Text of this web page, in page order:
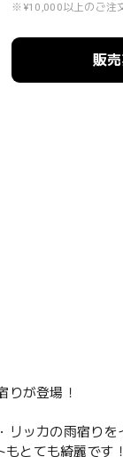
※¥10,000以上のご注
販
りが登場！
ッカの雨宿り
とても綺麗です！